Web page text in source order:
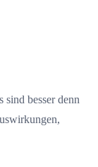
besser denn